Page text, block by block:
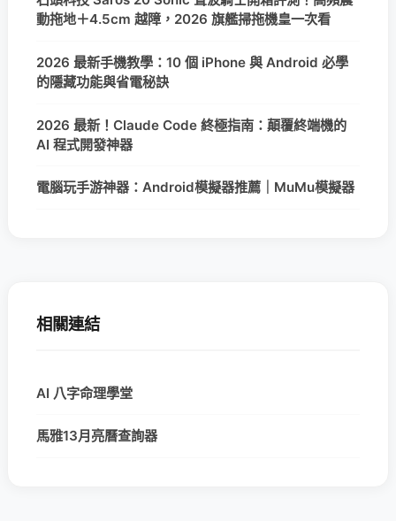
動拖地＋4.5cm 越障，2026 旗艦掃拖機皇一次看
2026 最新手機教學：10 個 iPhone 與 Android 必學
的隱藏功能與省電秘訣
2026 最新！Claude Code 終極指南：顛覆終端機的
AI 程式開發神器
電腦玩手游神器：Android模擬器推薦｜MuMu模擬器
相關連結
AI 八字命理學堂
馬雅13月亮曆查詢器